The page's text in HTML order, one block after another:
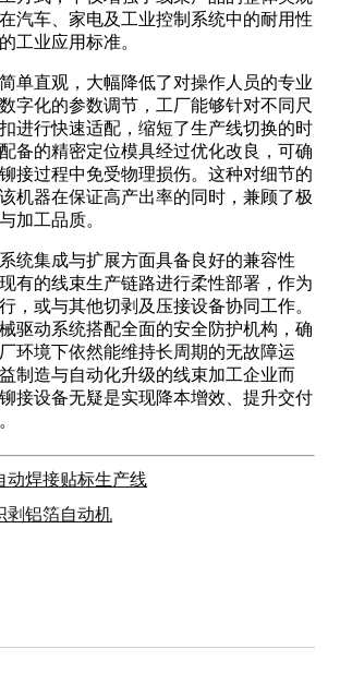
汽车、家电及工业控制系统中的耐用性
工业应用标准。
单直观，大幅降低了对操作人员的专业
字化的参数调节，工厂能够针对不同尺
进行快速适配，缩短了生产线切换的时
备的精密定位模具经过优化改良，可确
接过程中免受物理损伤。这种对细节的
机器在保证高产出率的同时，兼顾了极
加工品质。
统集成与扩展方面具备良好的兼容性
有的线束生产链路进行柔性部署，作为
，或与其他切剥及压接设备协同工作。
驱动系统搭配全面的安全防护机构，确
环境下依然能维持长周期的无故障运
制造与自动化升级的线束加工企业而
接设备无疑是实现降本增效、提升交付
动焊接贴标生产线
剥铝箔自动机